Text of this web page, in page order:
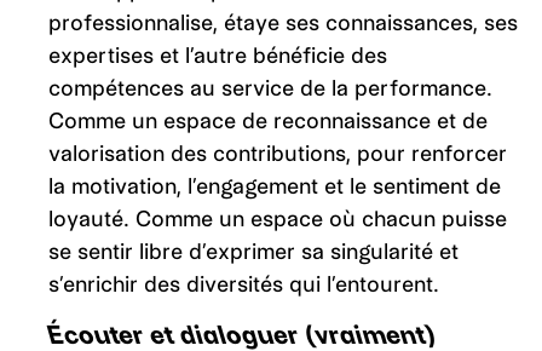
professionnalise, étaye ses connaissances, ses
expertises et l’autre bénéficie des
compétences au service de la performance.
Comme un espace de reconnaissance et de
valorisation des contributions, pour renforcer
la motivation, l’engagement et le sentiment de
loyauté. Comme un espace où chacun puisse
se sentir libre d’exprimer sa singularité et
s’enrichir des diversités qui l’entourent.
Écouter et dialoguer (vraiment)